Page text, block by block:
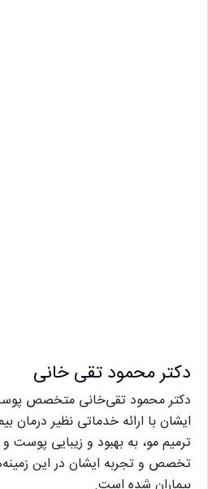
دکتر محمود تقی خانی
دکتر محمود تقی‌خانی متخصص
ایشان با ارائه خدماتی نظیر درمان
ترمیم مو، به بهبود و زیبایی پوست
تخصص و تجربه ایشان در این